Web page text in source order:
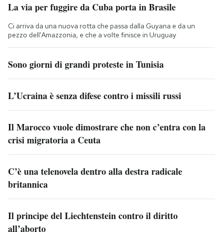
La via per fuggire da Cuba porta in Brasile
Ci arriva da una nuova rotta che passa dalla Guyana e da un
pezzo dell'Amazzonia, e che a volte finisce in Uruguay
Sono giorni di grandi proteste in Tunisia
L’Ucraina è senza difese contro i missili russi
Il Marocco vuole dimostrare che non c’entra con la
crisi migratoria a Ceuta
C’è una telenovela dentro alla destra radicale
britannica
Il principe del Liechtenstein contro il diritto
all’aborto